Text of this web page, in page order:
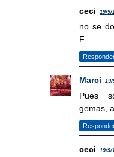
ceci 19/9/
no se
F
Marci 19/
Pues
gemas,
ceci 19/9/